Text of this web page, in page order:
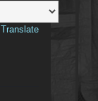
Translate